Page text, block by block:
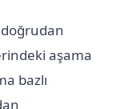
aşama
bazlı